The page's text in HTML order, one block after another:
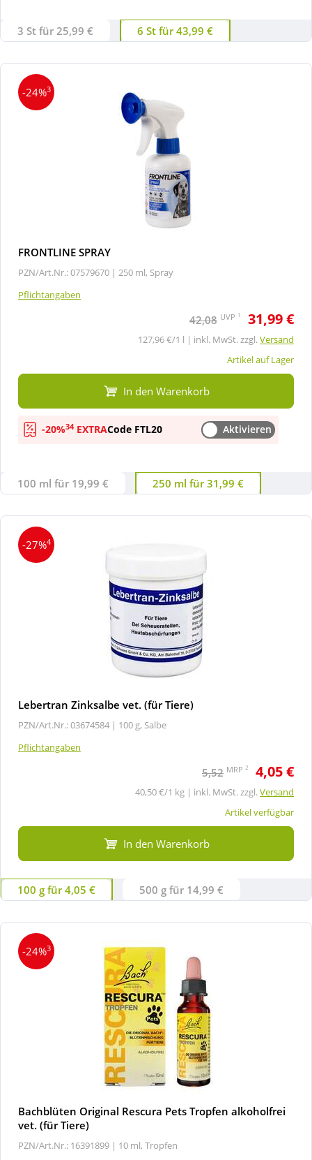
3 St für 25,99 € 6 St für 43,99 €
-24%3
FRONTLINE SPRAY
PZN/Art.Nr.: 07579670 | 250 ml, Spray
Pflichtangaben
42,08 UVP 1 31,99 €
127,96 €/1 l | inkl. MwSt. zzgl.Versand
Artikel auf Lager
In den Warenkorb
-20%34EXTRACode FTL20 Aktivieren
100 ml für 19,99 € 250 ml für 31,99 €
-27%4
Lebertran Zinksalbe vet. (für Tiere)
PZN/Art.Nr.: 03674584 | 100 g, Salbe
Pflichtangaben
5,52 MRP 2 4,05 €
40,50 €/1 kg | inkl. MwSt. zzgl.Versand
Artikel verfügbar
In den Warenkorb
100 g für 4,05 € 500 g für 14,99 €
-24%3
Bachblüten Original Rescura Pets Tropfen alkoholfrei
vet. (für Tiere)
PZN/Art.Nr.: 16391899 | 10 ml, Tropfen